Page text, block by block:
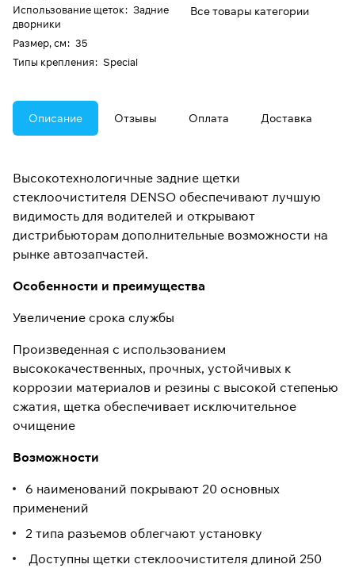
Использование щеток: Задние
дворники
Размер, см: 35
Типы крепления: Special
Все товары категории
Описание Отзывы Оплата Доставка
Высокотехнологичные задние щетки
стеклоочистителя DENSO обеспечивают лучшую
видимость для водителей и открывают
дистрибьюторам дополнительные возможности на
рынке автозапчастей.
Особенности и преимущества
Увеличение срока службы
Произведенная с использованием
высококачественных, прочных, устойчивых к
коррозии материалов и резины с высокой степенью
сжатия, щетка обеспечивает исключительное
очищение
Возможности
6 наименований покрывают 20 основных
применений
2 типа разъемов облегчают установку
Доступны щетки стеклоочистителя длиной 250